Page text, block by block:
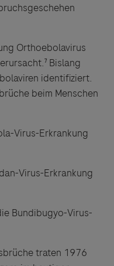
Orthoebolavirus
Bislang
identifiziert.
beim Menschen
Virus-Erkrankung
Virus-Erkrankung
Bundibugyo-Virus-
traten 1976
im Sinne des
Herausgeber äußert
für
Verwendung ab.